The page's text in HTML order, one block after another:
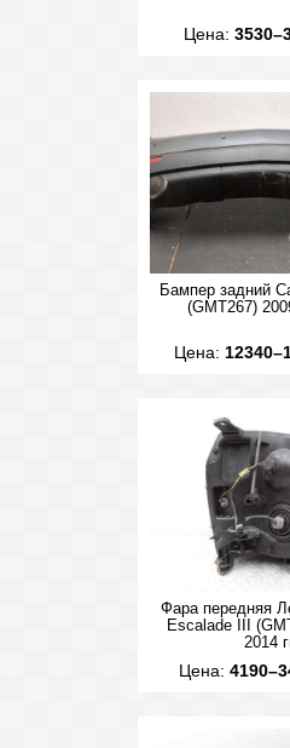
Цена:
Бампер задний
(GMT267)
Цена:
Фара передняя
Escalade III
2014
Цена: